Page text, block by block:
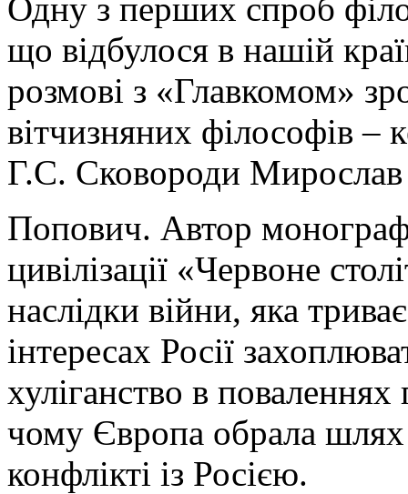
Одну з перших спроб
що відбулося в нашій
розмові з «Главкомом»
вітчизняних філософів –
Г.С. Сковороди Мирослав
Попович. Автор
цивілізації «Червоне
наслідки війни, яка
інтересах Росії
хуліганство в
чому Європа обрала шлях
конфлікті із Росією.